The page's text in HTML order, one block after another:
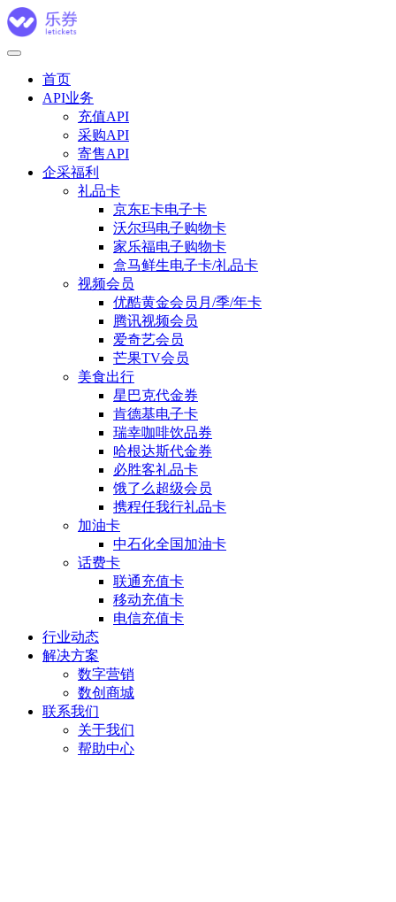
首页
API业务
充值API
采购API
寄售API
企采福利
礼品卡
京东E卡电子卡
沃尔玛电子购物卡
家乐福电子购物卡
盒马鲜生电子卡/礼品卡
视频会员
优酷黄金会员月/季/年卡
腾讯视频会员
爱奇艺会员
芒果TV会员
美食出行
星巴克代金券
肯德基电子卡
瑞幸咖啡饮品券
哈根达斯代金券
必胜客礼品卡
饿了么超级会员
携程任我行礼品卡
加油卡
中石化全国加油卡
话费卡
联通充值卡
移动充值卡
电信充值卡
行业动态
解决方案
数字营销
数创商城
联系我们
关于我们
帮助中心